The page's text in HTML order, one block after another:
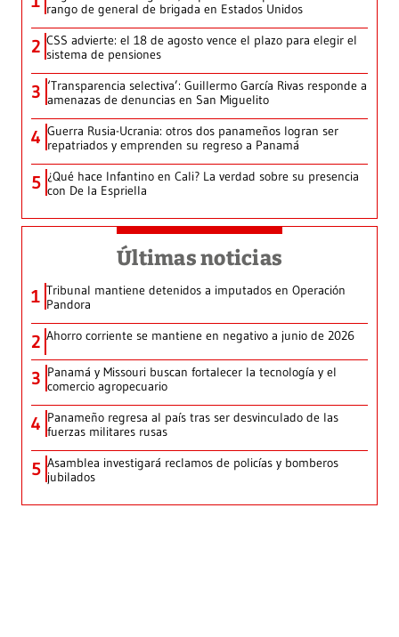
rango de general de brigada en Estados Unidos
2 CSS advierte: el 18 de agosto vence el plazo para elegir el
sistema de pensiones
3 ‘Transparencia selectiva’: Guillermo García Rivas responde a
amenazas de denuncias en San Miguelito
4 Guerra Rusia-Ucrania: otros dos panameños logran ser
repatriados y emprenden su regreso a Panamá
5 ¿Qué hace Infantino en Cali? La verdad sobre su presencia
con De la Espriella
Últimas noticias
1 Tribunal mantiene detenidos a imputados en Operación
Pandora
2 Ahorro corriente se mantiene en negativo a junio de 2026
3 Panamá y Missouri buscan fortalecer la tecnología y el
comercio agropecuario
4 Panameño regresa al país tras ser desvinculado de las
fuerzas militares rusas
5 Asamblea investigará reclamos de policías y bomberos
jubilados